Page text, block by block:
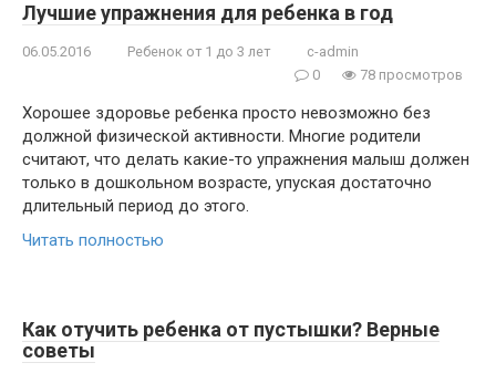
Лучшие упражнения для ребенка в год
06.05.2016 Ребенок от 1 до 3 лет
c-admin
0
78 просмотров
Хорошее здоровье ребенка просто невозможно без
должной физической активности. Многие родители
считают, что делать какие-то упражнения малыш должен
только в дошкольном возрасте, упуская достаточно
длительный период до этого.
Читать полностью
Как отучить ребенка от пустышки? Верные
советы